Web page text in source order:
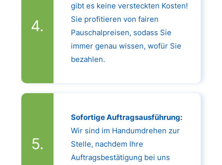
gibt es keine versteckten Kosten!
Sie profitieren von fairen
Pauschalpreisen, sodass Sie
immer genau wissen, wofür Sie
bezahlen.
Sofortige Auftragsausführung:
Wir sind im Handumdrehen zur
Stelle, nachdem Ihre
Auftragsbestätigung bei uns